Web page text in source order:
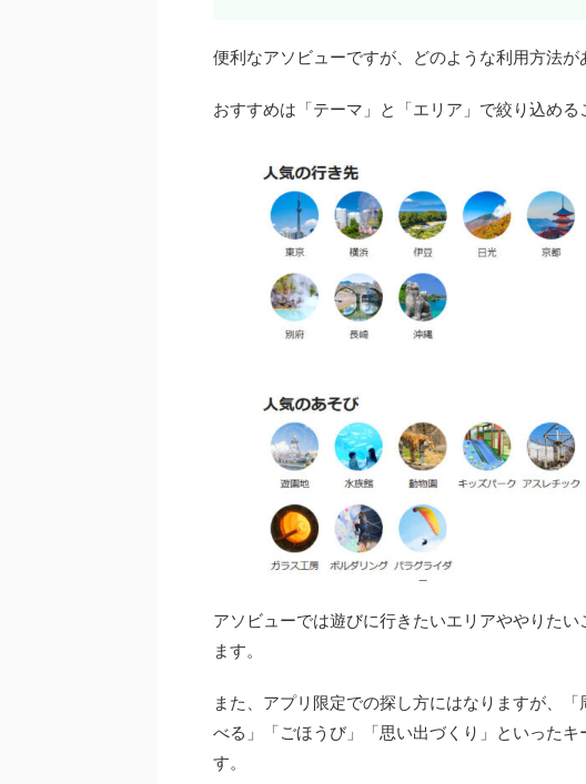
便利なアソビューですが、どのような利用方法が
おすすめは「テーマ」と「エリア」で絞り込める
アソビューでは遊びに行きたいエリアややりた
ます。
また、アプリ限定での探し方にはなりますが、
べる」「ごほうび」「思い出づくり」といった
す。